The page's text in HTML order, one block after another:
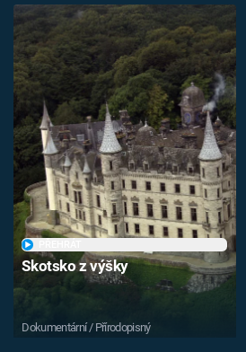
Skotsko z výšky
Dokumentární / Přírodopisný